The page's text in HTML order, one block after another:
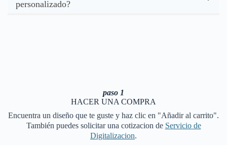
personalizado?
paso 1
HACER UNA COMPRA
Encuentra un diseño que te guste y haz clic en "Añadir al carrito".
También puedes solicitar una cotizacion de Servicio de
Digitalizacion.